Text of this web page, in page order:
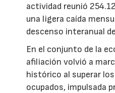
actividad reunió
una ligera caída
descenso interanual
En el conjunto de la
afiliación volvió a
histórico al superar
ocupados, impulsada